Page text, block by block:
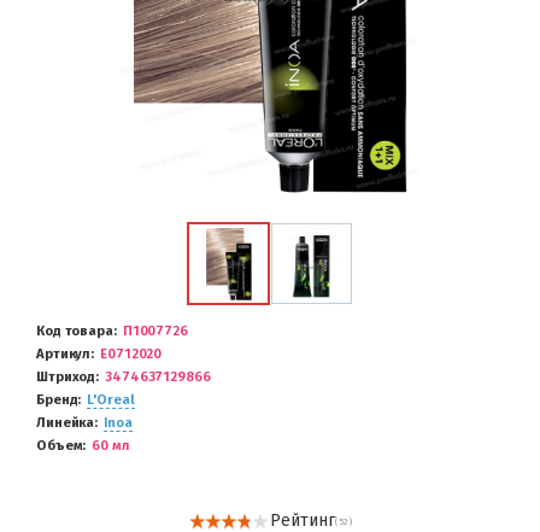
Код товара
П1007726
Артикул
E0712020
Штриход
3474637129866
Бренд
L'Oreal
Линейка
Inoa
Объем
60 мл
Рейтинг( 52 )